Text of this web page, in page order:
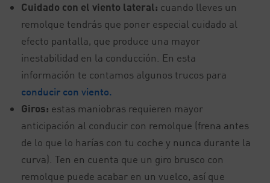
Cuidado con el viento lateral: cuando lleves un
remolque tendrás que poner especial cuidado al
efecto pantalla, que produce una mayor
inestabilidad en la conducción. En esta
información te contamos algunos trucos para
conducir con viento.
Giros: estas maniobras requieren mayor
anticipación al conducir con remolque (frena antes
de lo que lo harías con tu coche y nunca durante la
curva). Ten en cuenta que un giro brusco con
remolque puede acabar en un vuelco, así que